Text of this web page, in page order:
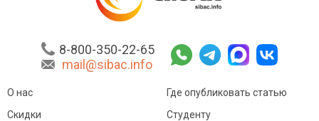
8-800-350-22-65
mail@sibac.info
О нас
Скидки
Где опубликовать статью
Студенту